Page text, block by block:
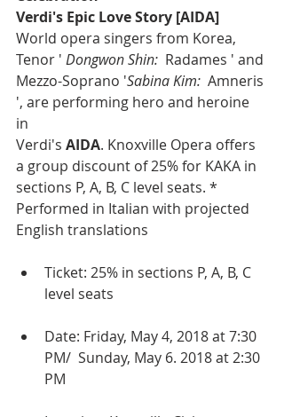
Verdi's Epic Love Story [AIDA]
World opera singers from Korea,
Tenor ' Dongwon Shin: Radames ' and
Mezzo-Soprano 'Sabina Kim: Amneris
', are performing hero and heroine
in
Verdi's AIDA. Knoxville Opera offers
a group discount of 25% for KAKA in
sections P, A, B, C level seats. *
Performed in Italian with projected
English translations
Ticket: 25% in sections P, A, B, C
level seats
Date: Friday, May 4, 2018 at 7:30
PM/  Sunday, May 6. 2018 at 2:30
PM